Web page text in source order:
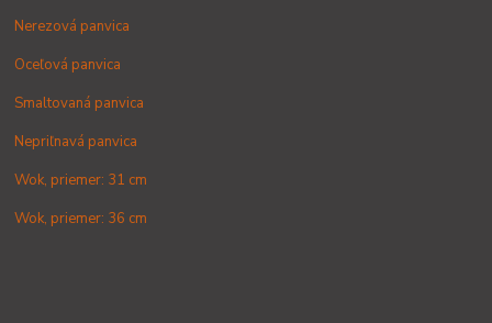
Nerezová panvica
Oceľová panvica
Smaltovaná panvica
Nepriľnavá panvica
Wok, priemer: 31 cm
Wok, priemer: 36 cm